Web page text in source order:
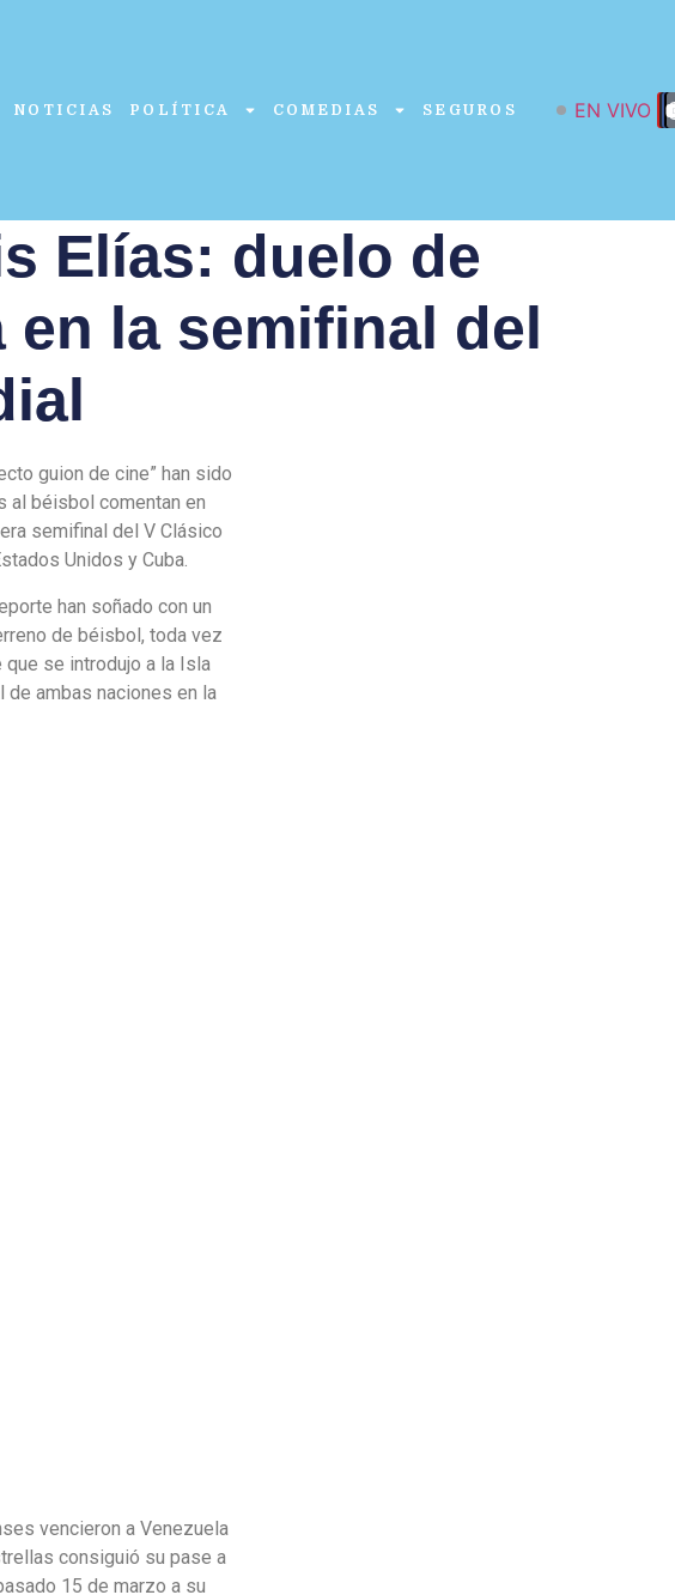
NOTICIAS POLÍTICA COMEDIAS SEGUROS EN VIVO
Elías: duelo de
en la semifinal del
guion de cine” han sido
al béisbol comentan en
semifinal del V Clásico
Unidos y Cuba.
han soñado con un
de béisbol, toda vez
se introdujo a la Isla
ambas naciones en la
vencieron a Venezuela
consiguió su pase a
15 de marzo a su